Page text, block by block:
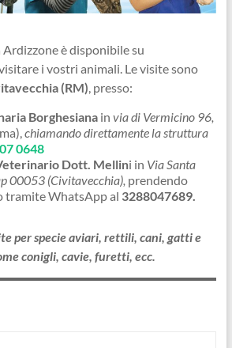
Ardizzone è disponibile su
i vostri animali. Le visite sono
(RM) , presso:
Borghesianain via di Vermicino 96,
chiamando direttamente la struttura
0648
Dott. Mellini in Via Santa
00053 (Civitavecchia), prendendo
tramite WhatsApp al 3288047689.
per specie aviari, rettili, cani, gatti e
conigli, cavie, furetti, ecc.